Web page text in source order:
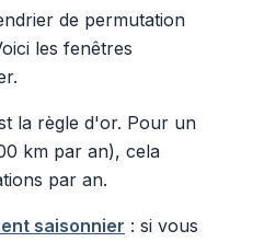
de permutation
les fenêtres
la règle d'or. Pour un
km par an), cela
par an.
saisonnier : si vous